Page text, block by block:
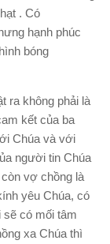
. Có
hạnh phúc
bóng
ra không phải là
kết của ba
Chúa và với
người tin Chúa
vợ chồng là
yêu Chúa, có
có mối tâm
xa Chúa thì